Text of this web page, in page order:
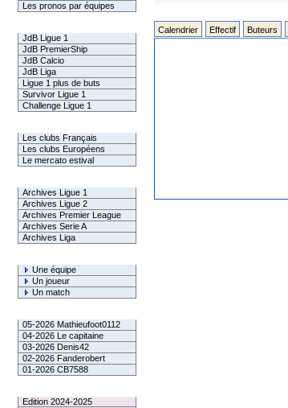
Les pronos par équipes
JdB Ligue 1
JdB PremierShip
JdB Calcio
JdB Liga
Ligue 1 plus de buts
Survivor Ligue 1
Challenge Ligue 1
Les clubs Français
Les clubs Européens
Le mercato estival
Archives Ligue 1
Archives Ligue 2
Archives Premier League
Archives Serie A
Archives Liga
Une équipe
Un joueur
Un match
05-2026 Mathieufoot0112
04-2026 Le capitaine
03-2026 Denis42
02-2026 Fanderobert
01-2026 CB7588
Edition 2024-2025
Calendrier Effectif Buteurs